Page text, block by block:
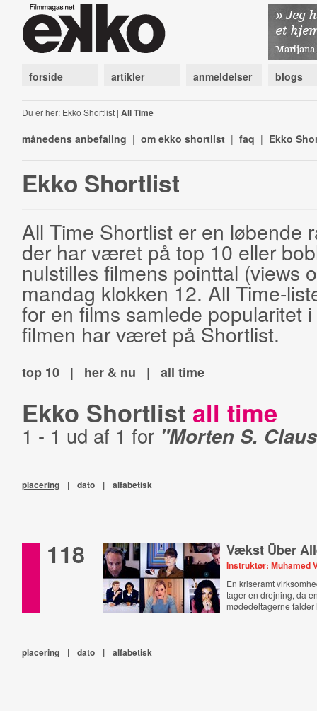
forside artikler anmeldelser blogs
Du er her: Ekko Shortlist| All Time
månedens anbefaling | om ekko shortlist | faq | Ekko
Ekko Shortlist
All Time Shortlist er en løbende
der har været på top 10 eller
nulstilles filmens pointtal (views
mandag klokken 12. All Time-
for en films samlede popularitet
filmen har været på Shortlist.
top 10 | her & nu | all time
Ekko Shortlist all time
1 - 1 ud af 1 for "Morten S.
placering | dato | alfabetisk
118 Vækst Über
Instruktør: Muhamed
En kriseramt
tager en drejning, da
mødedeltagerne falder
placering | dato | alfabetisk